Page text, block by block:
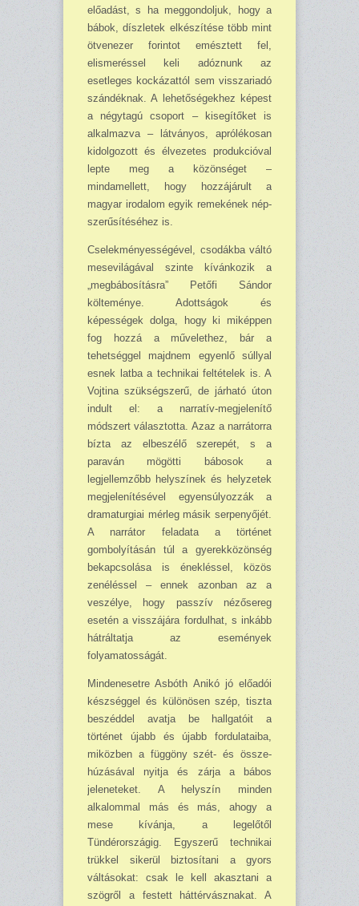
előadást, s ha meggondoljuk, hogy a
bábok, díszletek elkészítése több mint
ötvenezer forintot emésztett fel,
elismeréssel keli adóz­nunk az
esetleges kockázattól sem visszariadó
szándéknak. A lehetőségekhez képest
a négytagú csoport – kisegítőket is
alkal­mazva – látványos, aprólékosan
kidolgozott és élve­zetes produkcióval
lepte meg a közönséget –
mindamellett, hogy hozzájárult a
magyar irodalom egyik remekének nép­
szerűsítéséhez is.
Cselekményességével, csodákba váltó
mesevilágával szin­te kívánkozik a
„megbábosí­tás­ra” Petőfi Sándor
költemé­nye. Adottságok és
képességek dolga, hogy ki miképpen
fog hozzá a művelethez, bár a
tehetséggel majdnem egyenlő súllyal
esnek latba a technikai feltételek is. A
Vojtina szük­ségszerű, de járható úton
indult el: a narratív-megjelenítő
módszert választotta. Azaz a narrátorra
bízta az elbeszélő szerepét, s a
paraván mögötti bábosok a
legjellemzőbb hely­színek és helyzetek
megjelenítésével egyensúlyozzák a
dra­maturgiai mérleg másik ser­penyőjét.
A narrátor feladata a történet
gombolyításán túl a gyerekközönség
bekapcsolása is énekléssel, közös
zenéléssel – ennek azonban az a
veszé­lye, hogy passzív nézősereg
esetén a visszájára fordulhat, s inkább
hátráltatja az események
folyamatosságát.
Mindenesetre Asbóth Anikó jó előadói
készséggel és külö­nösen szép, tiszta
beszéddel avatja be hallgatóit a
történet újabb és újabb fordulataiba,
miközben a függöny szét- és össze­
húzásával nyitja és zárja a bábos
jeleneteket. A hely­szín minden
alkalommal más és más, ahogy a
mese kíván­ja, a legelőtől
Tündérországig. Egyszerű technikai
trükkel sikerül biztosítani a gyors
váltásokat: csak le kell akasztani a
szögről a festett háttérvásznakat. A